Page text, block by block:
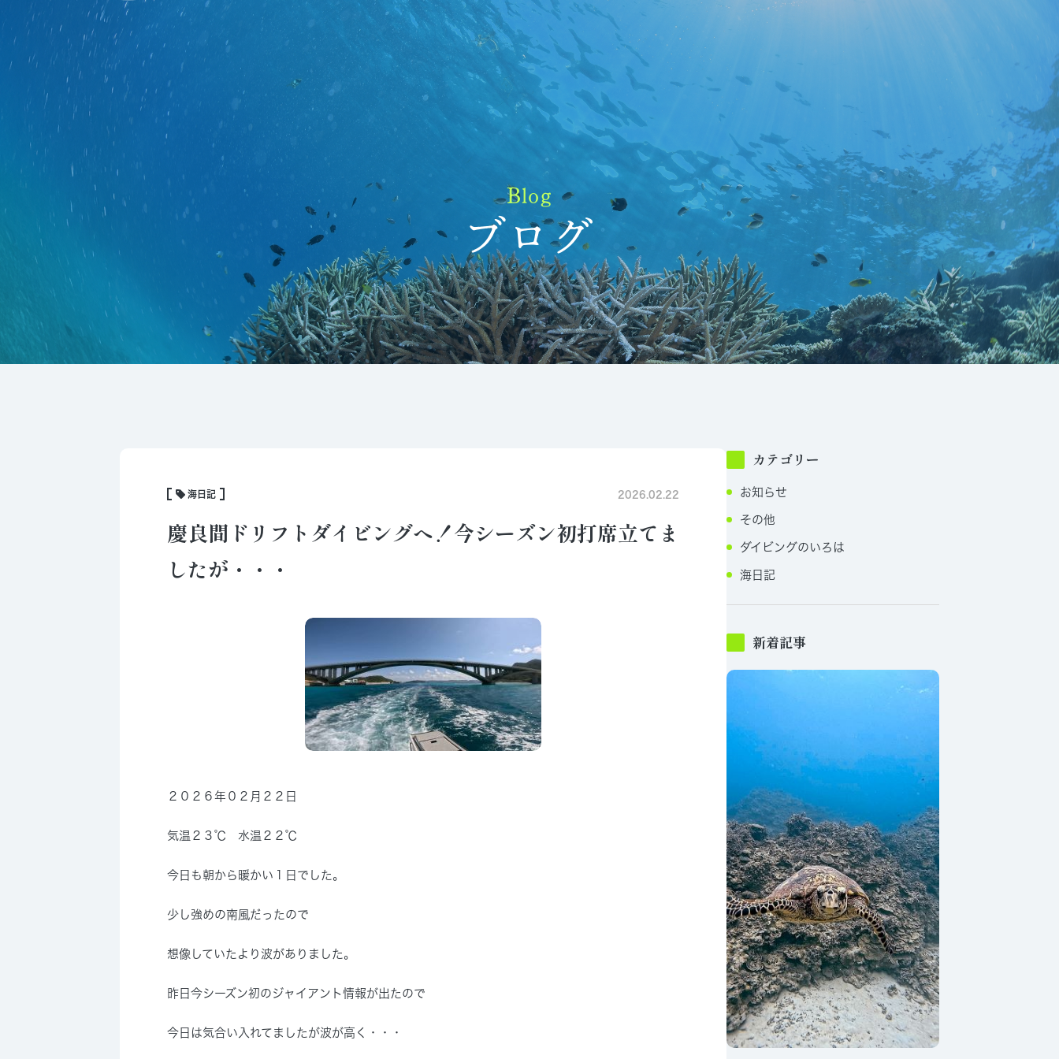
Blog
ブログ
海日記 2026.02.22
慶良間ドリフトダイビングへ！今シーズン初打席立てま
したが・・・
２０２６年０２月２２日
気温２３℃ 水温２２℃
今日も朝から暖かい１日でした。
少し強めの南風だったので
想像していたより波がありました。
昨日今シーズン初のジャイアント情報が出たので
今日は気合い入れてましたが波が高く・・・
カテゴリー
お知らせ
その他
ダイビングのいろは
海日記
新着記事